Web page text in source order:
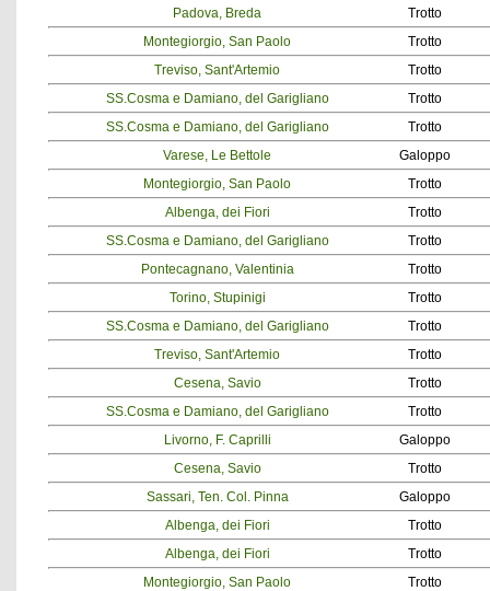
Padova, Breda
Trotto
Montegiorgio, San Paolo
Trotto
Treviso, Sant'Artemio
Trotto
SS.Cosma e Damiano, del Garigliano
Trotto
SS.Cosma e Damiano, del Garigliano
Trotto
Varese, Le Bettole
Galoppo
Montegiorgio, San Paolo
Trotto
Albenga, dei Fiori
Trotto
SS.Cosma e Damiano, del Garigliano
Trotto
Pontecagnano, Valentinia
Trotto
Torino, Stupinigi
Trotto
SS.Cosma e Damiano, del Garigliano
Trotto
Treviso, Sant'Artemio
Trotto
Cesena, Savio
Trotto
SS.Cosma e Damiano, del Garigliano
Trotto
Livorno, F. Caprilli
Galoppo
Cesena, Savio
Trotto
Sassari, Ten. Col. Pinna
Galoppo
Albenga, dei Fiori
Trotto
Albenga, dei Fiori
Trotto
Montegiorgio, San Paolo
Trotto